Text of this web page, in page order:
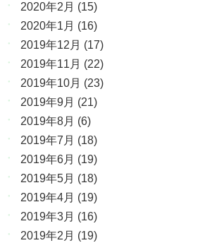
2020年2月 (15)
2020年1月 (16)
2019年12月 (17)
2019年11月 (22)
2019年10月 (23)
2019年9月 (21)
2019年8月 (6)
2019年7月 (18)
2019年6月 (19)
2019年5月 (18)
2019年4月 (19)
2019年3月 (16)
2019年2月 (19)